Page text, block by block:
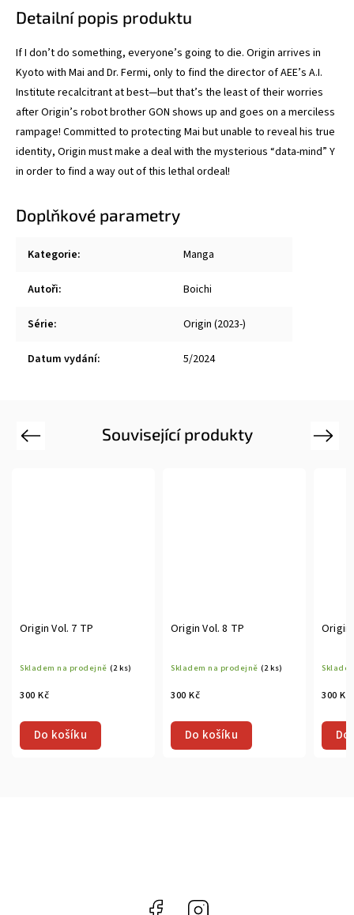
Detailní popis produktu
If I don’t do something, everyone’s going to die. Origin arrives in
Kyoto with Mai and Dr. Fermi, only to find the director of AEE’s A.I.
Institute recalcitrant at best—but that’s the least of their worries
after Origin’s robot brother GON shows up and goes on a merciless
rampage! Committed to protecting Mai but unable to reveal his true
identity, Origin must make a deal with the mysterious “data-mind” Y
in order to find a way out of this lethal ordeal!
Doplňkové parametry
Kategorie: Manga
Autoři: Boichi
Série: Origin (2023-)
Datum vydání: 5/2024
Související produkty
Previous
Origin Vol. 7 TP
Skladem na prodejně (2 ks)
300 Kč
Do košíku
Origin Vol. 8 TP
Skladem na prodejně (2 ks)
300 Kč
Do košíku
Origin
300 Kč
Next
Facebook